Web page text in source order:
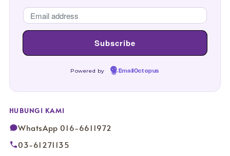
Powered by EmailOctopus
HUBUNGI KAMI
WhatsApp 016-6611972
03-61271135